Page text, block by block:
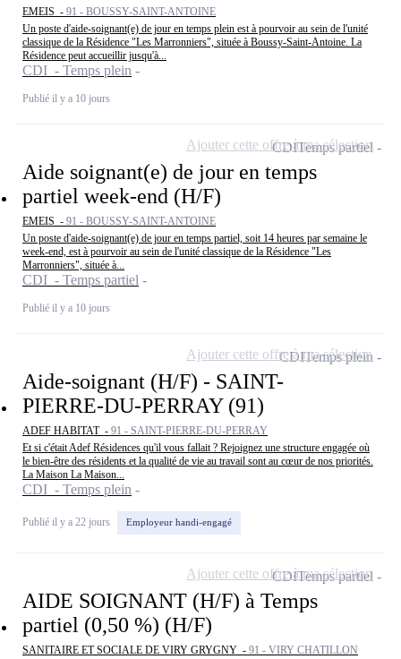
EMEIS - 91 - BOUSSY-SAINT-ANTOINE
Un poste d'aide-soignant(e) de jour en temps plein est à pourvoir au sein de l'unité
classique de la Résidence "Les Marronniers", située à Boussy-Saint-Antoine. La
Résidence peut accueillir jusqu'à...
CDI - Temps plein
Publié il y a 10 jours
Aide soignant(e) de jour en temps
partiel week-end (H/F)
EMEIS - 91 - BOUSSY-SAINT-ANTOINE
Un poste d'aide-soignant(e) de jour en temps partiel, soit 14 heures par semaine le
week-end, est à pourvoir au sein de l'unité classique de la Résidence "Les
Marronniers", située à...
CDI - Temps partiel
Publié il y a 10 jours
CDITemps partiel
Ajouter cette offre à ma sélection
Aide-soignant (H/F) - SAINT-
PIERRE-DU-PERRAY (91)
ADEF HABITAT - 91 - SAINT-PIERRE-DU-PERRAY
Et si c'était Adef Résidences qu'il vous fallait ? Rejoignez une structure engagée où
le bien-être des résidents et la qualité de vie au travail sont au cœur de nos priorités.
La Maison La Maison...
CDI - Temps plein
Publié il y a 22 jours Employeur handi-engagé
CDITemps plein
Ajouter cette offre à ma sélection
AIDE SOIGNANT (H/F) à Temps
partiel (0,50 %) (H/F)
SANITAIRE ET SOCIALE DE VIRY GRYGNY - 91 - VIRY CHATILLON
CDITemps partiel
Ajouter cette offre à ma sélection